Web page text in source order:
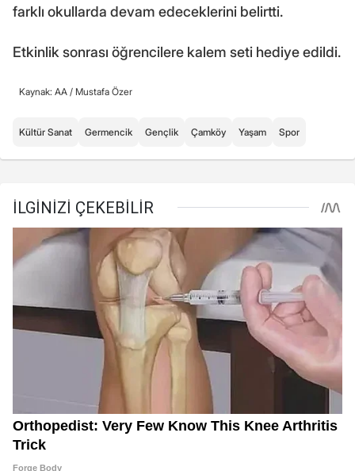
farklı okullarda devam edeceklerini belirtti.
Etkinlik sonrası öğrencilere kalem seti hediye edildi.
Kaynak: AA / Mustafa Özer
Kültür Sanat Germencik Gençlik Çamköy Yaşam Spor